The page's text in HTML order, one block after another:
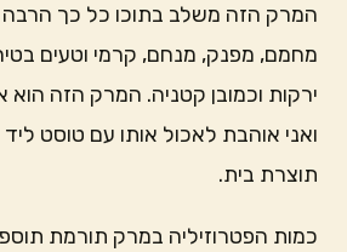
המרק הזה משלב בתוכו כל כך הרבה
מחמם, מפנק, מנחם, קרמי וטעים
ירקות וכמובן קטניה. המרק הזה הוא
ואני אוהבת לאכול אותו עם טוסט
תוצרת בית.
כמות הפטרוזיליה במרק תורמת